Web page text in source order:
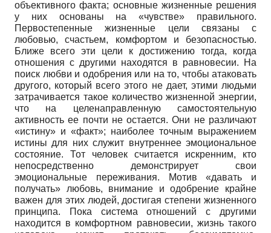
объективного факта; основные жизненные решения
у них основаны на «чувстве» правильного.
Первостепенные жизненные цели связаны с
любовью, счастьем, комфортом и безопасностью.
Ближе всего эти цели к достижению тогда, когда
отношения с другими находятся в равновесии. На
поиск любви и одобрения или на то, чтобы атаковать
другого, который всего этого не дает, этими людьми
затрачивается такое количество жизненной энергии,
что на целенаправленную самостоятельную
активность ее почти не остается. Они не различают
«истину» и «факт»; наиболее точным выражением
истины для них служит внутреннее эмоциональное
состояние. Тот человек считается искренним, кто
непосредственно демонстрирует свои
эмоциональные переживания. Мотив «давать и
получать» любовь, внимание и одобрение крайне
важен для этих людей, достигая степени жизненного
принципа. Пока система отношений с другими
находится в комфортном равновесии, жизнь такого